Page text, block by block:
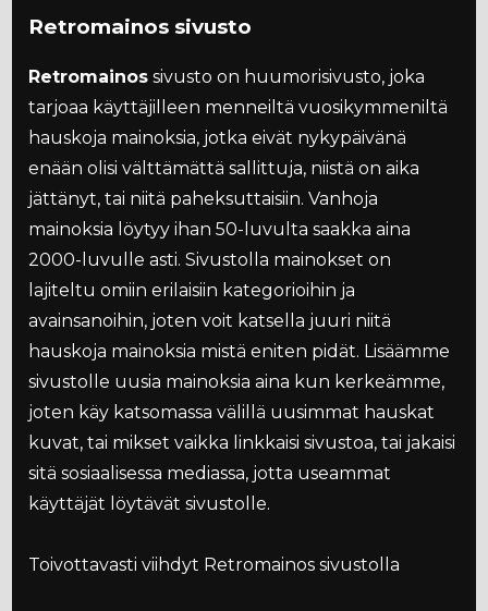
Retromainos sivusto
Retromainos sivusto on huumorisivusto, joka
tarjoaa käyttäjilleen menneiltä vuosikymmeniltä
hauskoja mainoksia, jotka eivät nykypäivänä
enään olisi välttämättä sallittuja, niistä on aika
jättänyt, tai niitä paheksuttaisiin. Vanhoja
mainoksia löytyy ihan 50-luvulta saakka aina
2000-luvulle asti. Sivustolla mainokset on
lajiteltu omiin erilaisiin kategorioihin ja
avainsanoihin, joten voit katsella juuri niitä
hauskoja mainoksia mistä eniten pidät. Lisäämme
sivustolle uusia mainoksia aina kun kerkeämme,
joten käy katsomassa välillä uusimmat hauskat
kuvat, tai mikset vaikka linkkaisi sivustoa, tai jakaisi
sitä sosiaalisessa mediassa, jotta useammat
käyttäjät löytävät sivustolle.
Toivottavasti viihdyt Retromainos sivustolla